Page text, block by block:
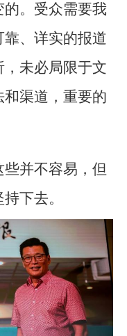
。受众需要我
、详实的报道
未必局限于文
渠道，重要的
并不容易，但
下去。